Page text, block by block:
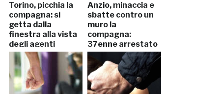
Torino, picchia la
compagna: si
getta dalla
finestra alla vista
degli agenti
Anzio, minaccia e
sbatte contro un
muro la
compagna:
37enne arrestato